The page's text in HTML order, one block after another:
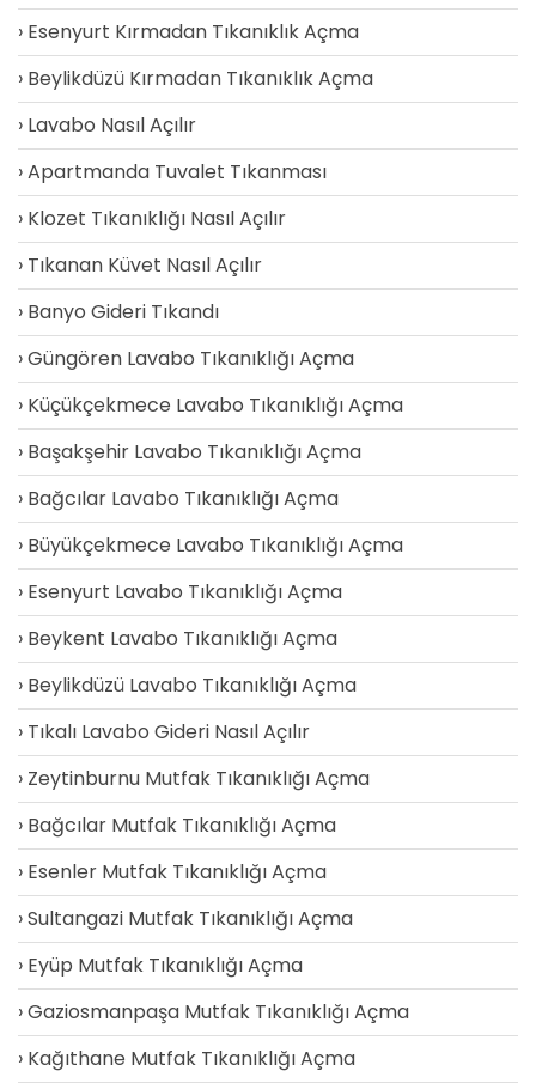
Esenyurt Kırmadan Tıkanıklık Açma
Beylikdüzü Kırmadan Tıkanıklık Açma
Lavabo Nasıl Açılır
Apartmanda Tuvalet Tıkanması
Klozet Tıkanıklığı Nasıl Açılır
Tıkanan Küvet Nasıl Açılır
Banyo Gideri Tıkandı
Güngören Lavabo Tıkanıklığı Açma
Küçükçekmece Lavabo Tıkanıklığı Açma
Başakşehir Lavabo Tıkanıklığı Açma
Bağcılar Lavabo Tıkanıklığı Açma
Büyükçekmece Lavabo Tıkanıklığı Açma
Esenyurt Lavabo Tıkanıklığı Açma
Beykent Lavabo Tıkanıklığı Açma
Beylikdüzü Lavabo Tıkanıklığı Açma
Tıkalı Lavabo Gideri Nasıl Açılır
Zeytinburnu Mutfak Tıkanıklığı Açma
Bağcılar Mutfak Tıkanıklığı Açma
Esenler Mutfak Tıkanıklığı Açma
Sultangazi Mutfak Tıkanıklığı Açma
Eyüp Mutfak Tıkanıklığı Açma
Gaziosmanpaşa Mutfak Tıkanıklığı Açma
Kağıthane Mutfak Tıkanıklığı Açma